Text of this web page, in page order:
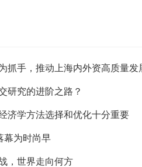
抓手，推动上海内外资高质量发
研究的进阶之路？
济学方法选择和优化十分重要
幕为时尚早
，世界走向何方